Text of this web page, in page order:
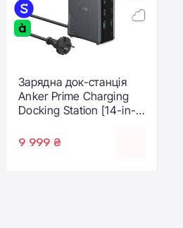
Зарядна док-станція
Anker Prime Charging
Docking Station [14-in-1,
(A83B63A1)
9 999 ₴